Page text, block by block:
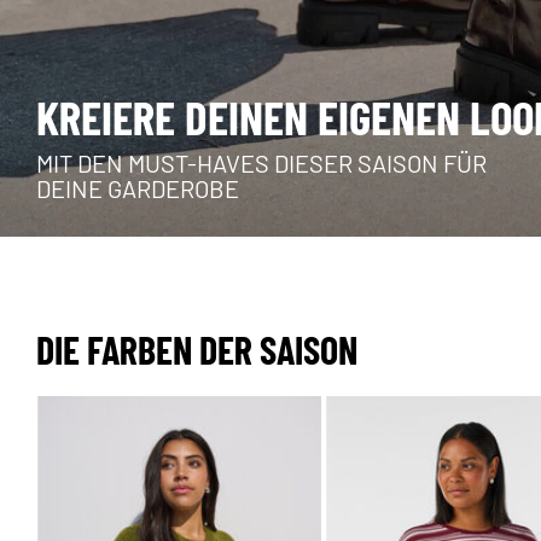
KREIERE DEINEN EIGENEN
MIT DEN MUST-HAVES DIESER SAISON FÜR
DEINE GARDEROBE
DIE FARBEN DER SAISON